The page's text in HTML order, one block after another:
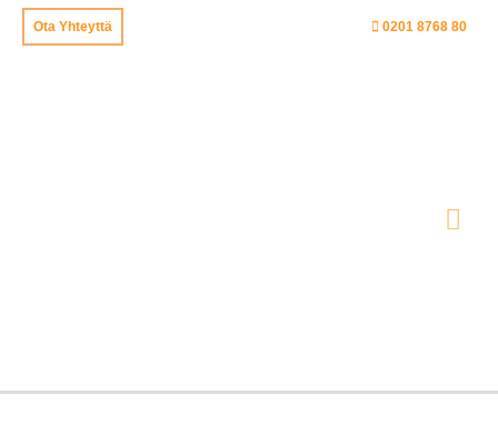
Siirry
Ota Yhteyttä 0201 8768 80